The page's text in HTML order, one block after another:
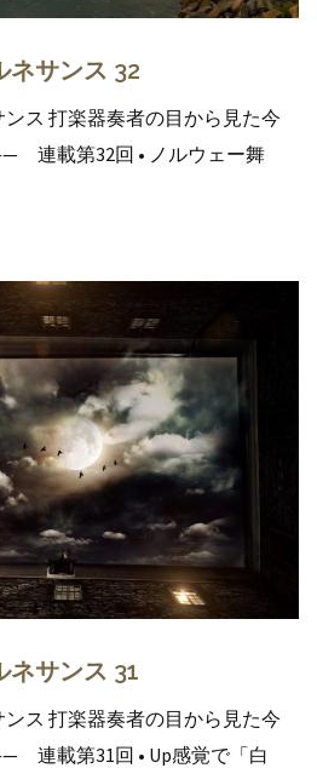
ネサンス 32
ス 打楽器奏者の目から見た今
連載第32回 • ノルウェー舞
ネサンス 31
ス 打楽器奏者の目から見た今
連載第31回 • Up感覚で「白